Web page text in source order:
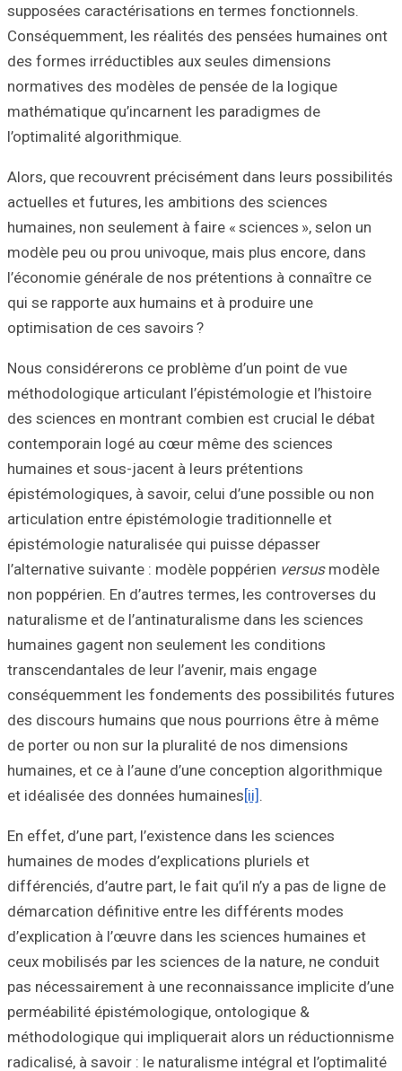
supposées
des formes
normatives des
mathématique
Alors, que
actuelles et
humaines, non
modèle peu ou
l’économie
qui se rapporte
Nous
méthodologique
des sciences en
contemporain
humaines et
articulation
épistémologie
l’alternative
non poppérien.
naturalisme et
humaines
des discours
de porter ou
humaines, et ce
En effet, d’une
humaines de
différenciés,
démarcation
d’explication à
ceux mobilisés
pas
perméabilité
radicalisé, à